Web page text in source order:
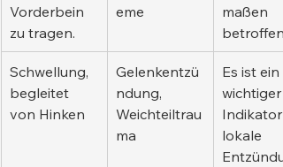
Vorderbein
zu tragen.
eme
maßen
betroffen.
Schwellung,
begleitet
von Hinken
Gelenkentzü
ndung,
Weichteiltrau
ma
Es ist ein
wichtiger
Indikator
lokale